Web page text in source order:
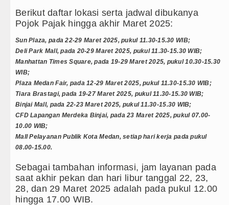
Rico Waas : Kemerdekaan Harus Dirasakan
Dayang Nan Tujuh Menggetarkan Gedung
Berikut daftar lokasi serta jadwal dibukanya
Pojok Pajak hingga akhir Maret 2025:
Sun Plaza, pada 22-29 Maret 2025, pukul 11.30-15.30 WIB;
Deli Park Mall, pada 20-29 Maret 2025, pukul 11.30-15.30 WIB;
Manhattan Times Square, pada 19-29 Maret 2025, pukul 10.30-15.30
WIB;
Plaza Medan Fair, pada 12-29 Maret 2025, pukul 11.30-15.30 WIB;
Tiara Brastagi, pada 19-27 Maret 2025, pukul 11.30-15.30 WIB;
Binjai Mall, pada 22-23 Maret 2025, pukul 11.30-15.30 WIB;
CFD Lapangan Merdeka Binjai, pada 23 Maret 2025, pukul 07.00-
10.00 WIB;
Mall Pelayanan Publik Kota Medan, setiap hari kerja pada pukul
08.00-15.00.
Sebagai tambahan informasi, jam layanan pada
saat akhir pekan dan hari libur tanggal 22, 23,
28, dan 29 Maret 2025 adalah pada pukul 12.00
hingga 17.00 WIB.